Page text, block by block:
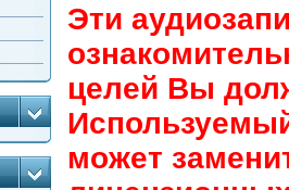
Эти
целей Вы
может